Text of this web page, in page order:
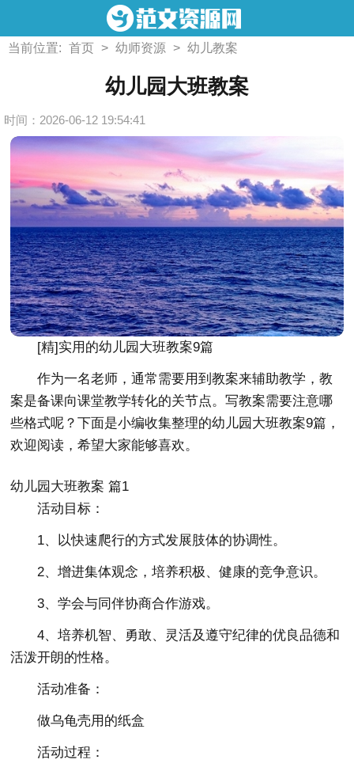
当前位置: 首页 > 幼师资源 > 幼儿教案
幼儿园大班教案
时间：2026-06-12 19:54:41
[精]实用的幼儿园大班教案9篇
作为一名老师，通常需要用到教案来辅助教学，教
案是备课向课堂教学转化的关节点。写教案需要注意哪
些格式呢？下面是小编收集整理的幼儿园大班教案9篇，
欢迎阅读，希望大家能够喜欢。
幼儿园大班教案 篇1
活动目标：
1、以快速爬行的方式发展肢体的协调性。
2、增进集体观念，培养积极、健康的竞争意识。
3、学会与同伴协商合作游戏。
4、培养机智、勇敢、灵活及遵守纪律的优良品德和
活泼开朗的性格。
活动准备：
做乌龟壳用的纸盒
活动过程：